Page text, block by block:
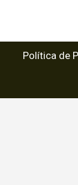
Política de